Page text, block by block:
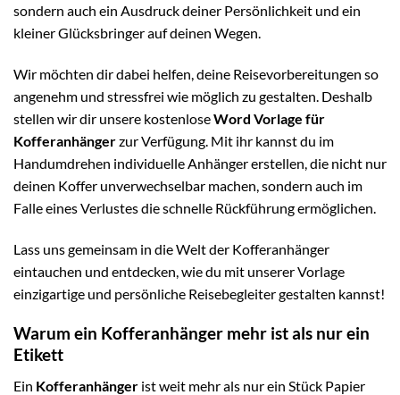
sondern auch ein Ausdruck deiner Persönlichkeit und ein
kleiner Glücksbringer auf deinen Wegen.
Wir möchten dir dabei helfen, deine Reisevorbereitungen so
angenehm und stressfrei wie möglich zu gestalten. Deshalb
stellen wir dir unsere kostenloseWord Vorlage für
Kofferanhängerzur Verfügung. Mit ihr kannst du im
Handumdrehen individuelle Anhänger erstellen, die nicht nur
deinen Koffer unverwechselbar machen, sondern auch im
Falle eines Verlustes die schnelle Rückführung ermöglichen.
Lass uns gemeinsam in die Welt der Kofferanhänger
eintauchen und entdecken, wie du mit unserer Vorlage
einzigartige und persönliche Reisebegleiter gestalten kannst!
Warum ein Kofferanhänger mehr ist als nur ein
Etikett
Ein Kofferanhänger ist weit mehr als nur ein Stück Papier